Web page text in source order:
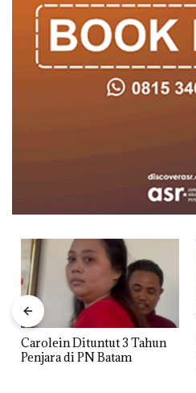
Carolein Dituntut 3 Tahun
Penjara di PN Batam